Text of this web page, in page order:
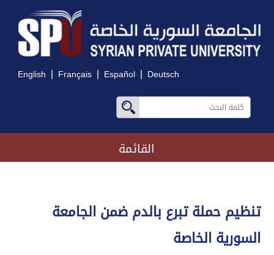
English | Français | Español | Deutsch
القائمة
تنظيم حملة تبرع بالدم ضمن الجامعة
السورية الخاصة